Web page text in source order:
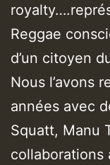
Reggae
d’un citoyen
Nous l’avons
années avec
Squatt, Manu
collaborations